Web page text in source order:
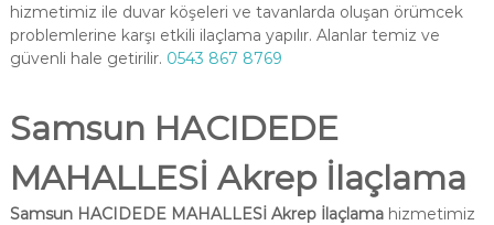
hizmetimiz ile duvar köşeleri ve tavanlarda oluşan örümcek
problemlerine karşı etkili ilaçlama yapılır. Alanlar temiz ve
güvenli hale getirilir. 0543 867 8769
Samsun HACIDEDE
MAHALLESİ Akrep İlaçlama
Samsun HACIDEDE MAHALLESİ Akrep İlaçlamahizmetimiz